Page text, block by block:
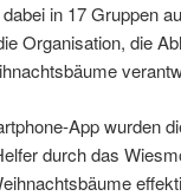
in 17 Gruppen
Organisation, die
App wurden
durch das